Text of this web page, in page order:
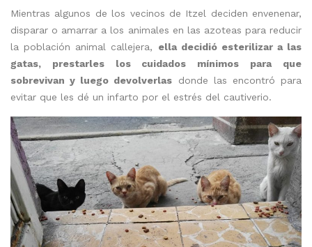
Mientras algunos de los vecinos de Itzel deciden envenenar,
disparar o amarrar a los animales en las azoteas para reducir
la población animal callejera, ella decidió esterilizar a las
gatas, prestarles los cuidados mínimos para que
sobrevivan y luego devolverlas donde las encontró para
evitar que les dé un infarto por el estrés del cautiverio.